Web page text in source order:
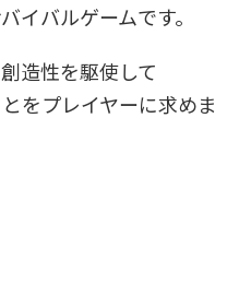
イバルゲームです。
造性を駆使して
をプレイヤーに求めま